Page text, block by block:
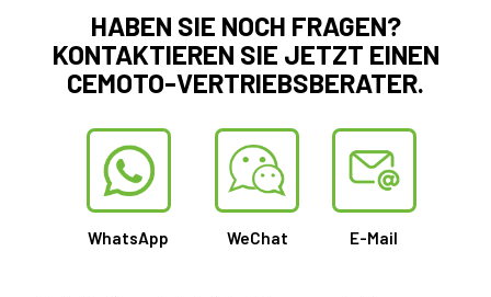
HABEN SIE NOCH FRAGEN?
KONTAKTIEREN SIE JETZT EINEN
CEMOTO-VERTRIEBSBERATER.
WhatsApp WeChat E-Mail